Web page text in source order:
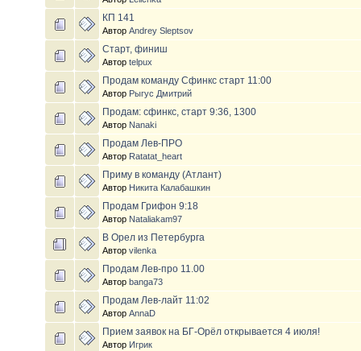
КП 141
АвторAndrey Sleptsov
Старт, финиш
Авторtelpux
Продам команду Сфинкс старт 11:00
Автор Рыгус Дмитрий
Продам: сфинкс, старт 9:36, 1300
Автор Nanaki
Продам Лев-ПРО
Автор Ratatat_heart
Приму в команду (Атлант)
Автор Никита Калабашкин
Продам Грифон 9:18
Автор Nataliakam97
В Орел из Петербурга
Авторvilenka
Продам Лев-про 11.00
Автор banga73
Продам Лев-лайт 11:02
АвторAnnaD
Прием заявок на БГ-Орёл открывается 4 июля!
Автор Игрик